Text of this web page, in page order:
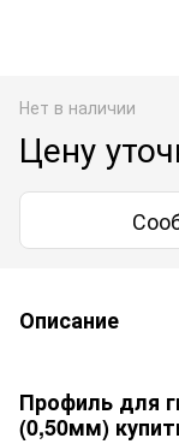
Нет в наличии
Цену
Описание
Профиль для
(0,50мм)